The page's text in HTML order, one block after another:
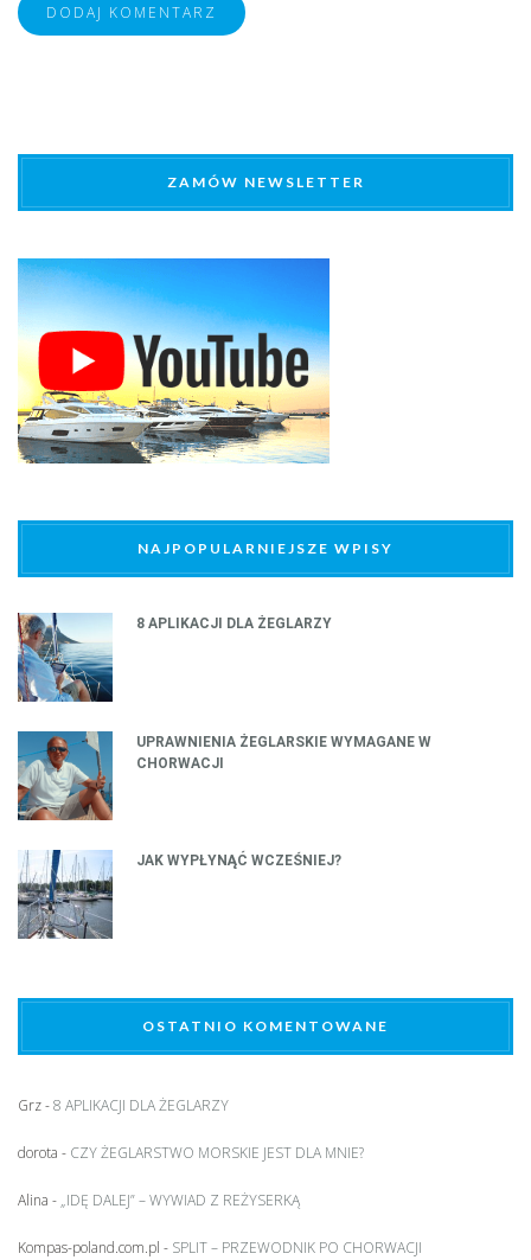
ZAMÓW NEWSLETTER
NAJPOPULARNIEJSZE WPISY
8 APLIKACJI DLA ŻEGLARZY
UPRAWNIENIA ŻEGLARSKIE WYMAGANE W
CHORWACJI
JAK WYPŁYNĄĆ WCZEŚNIEJ?
OSTATNIO KOMENTOWANE
Grz-8 APLIKACJI DLA ŻEGLARZY
dorota - CZY ŻEGLARSTWO MORSKIE JEST DLA MNIE?
Alina -„IDĘ DALEJ” – WYWIAD Z REŻYSERKĄ
Kompas-poland.com.pl - SPLIT – PRZEWODNIK PO CHORWACJI